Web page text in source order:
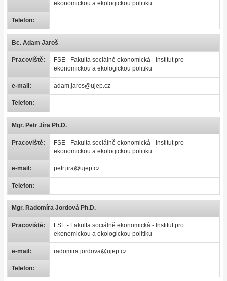
ekonomickou a ekologickou politiku
Telefon:
Bc. Adam Jaroš
Pracoviště:
FSE - Fakulta sociálně ekonomická - Institut pro
ekonomickou a ekologickou politiku
e-mail: adam.jaros@ujep.cz
Telefon:
Mgr. Petr Jíra Ph.D.
Pracoviště:
FSE - Fakulta sociálně ekonomická - Institut pro
ekonomickou a ekologickou politiku
e-mail: petr.jira@ujep.cz
Telefon:
Mgr. Radomíra Jordová Ph.D.
Pracoviště:
FSE - Fakulta sociálně ekonomická - Institut pro
ekonomickou a ekologickou politiku
e-mail: radomira.jordova@ujep.cz
Telefon: